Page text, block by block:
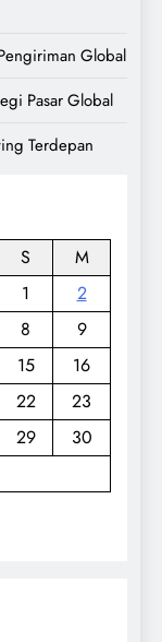
Global
Pasar Global
Terdepan
S
M
1
2
8
9
15
16
22
23
29
30